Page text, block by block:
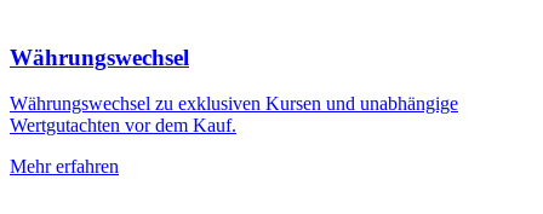
Währungswechsel
Währungswechsel zu exklusiven Kursen und unabhängige
Wertgutachten vor dem Kauf.
Mehr erfahren